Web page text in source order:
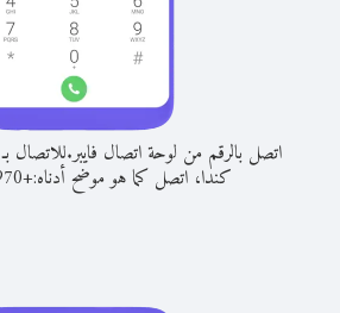
اتصل بالرقم من لوحة اتصال فايبر.للاتصال
كندا، اتصل كما هو موضح أدناه:+